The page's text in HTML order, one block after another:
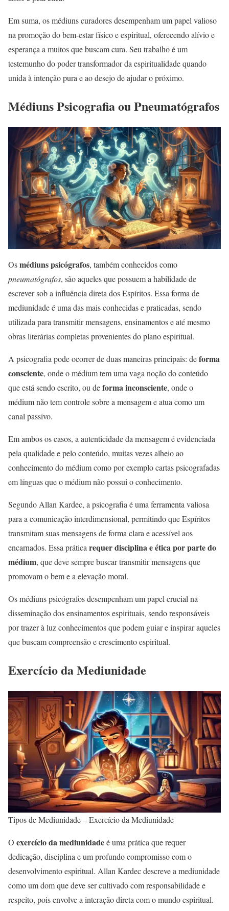
Em suma, os médiuns curadores desempenham um papel valioso
na promoção do bem-estar físico e espiritual, oferecendo alívio e
esperança a muitos que buscam cura. Seu trabalho é um
testemunho do poder transformador da espiritualidade quando
unida à intenção pura e ao desejo de ajudar o próximo.
Médiuns Psicografia ou Pneumatógrafos
Osmédiuns psicógrafos, também conhecidos como
pneumatógrafos, são aqueles que possuem a habilidade de
escrever sob a influência direta dos Espíritos. Essa forma de
mediunidade é uma das mais conhecidas e praticadas, sendo
utilizada para transmitir mensagens, ensinamentos e até mesmo
obras literárias completas provenientes do plano espiritual.
A psicografia pode ocorrer de duas maneiras principais: deforma
consciente, onde o médium tem uma vaga noção do conteúdo
que está sendo escrito, ou deforma inconsciente, onde o
médium não tem controle sobre a mensagem e atua como um
canal passivo.
Em ambos os casos, a autenticidade da mensagem é evidenciada
pela qualidade e pelo conteúdo, muitas vezes alheio ao
conhecimento do médium como por exemplo cartas psicografadas
em línguas que o médium não possui o conhecimento.
Segundo Allan Kardec, a psicografia é uma ferramenta valiosa
para a comunicação interdimensional, permitindo que Espíritos
transmitam suas mensagens de forma clara e acessível aos
encarnados. Essa prática requer disciplina e ética por parte do
médium, que deve sempre buscar transmitir mensagens que
promovam o bem e a elevação moral.
Os médiuns psicógrafos desempenham um papel crucial na
disseminação dos ensinamentos espirituais, sendo responsáveis
por trazer à luz conhecimentos que podem guiar e inspirar aqueles
que buscam compreensão e crescimento espiritual.
Exercício da Mediunidade
Tipos de Mediunidade – Exercício da Mediunidade
O exercício da mediunidadeé uma prática que requer
dedicação, disciplina e um profundo compromisso com o
desenvolvimento espiritual. Allan Kardec descreve a mediunidade
como um dom que deve ser cultivado com responsabilidade e
respeito, pois envolve a interação direta com o mundo espiritual.